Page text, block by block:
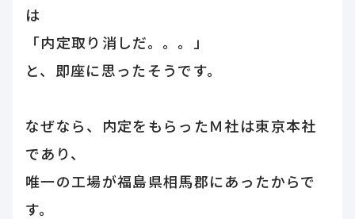
は
「内定取り消しだ。。。」
と、即座に思ったそうです。
なぜなら、内定をもらったＭ社は東京本社
であり、
唯一の工場が福島県相馬郡にあったからで
す。